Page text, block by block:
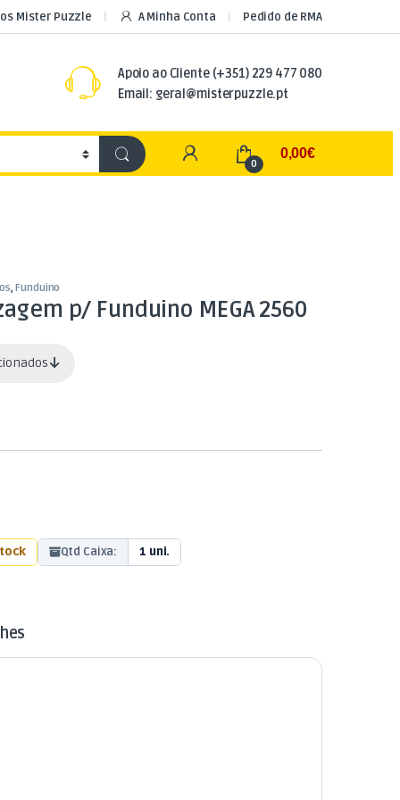
Mister Puzzle A Minha Conta Pedido de RMA
Apoio ao Cliente(+351) 229 477 080
Email: geral@misterpuzzle.pt
My Account
0
0,00€
,Funduino
p/ Funduino MEGA 2560
Qtd Caixa: 1 uni.